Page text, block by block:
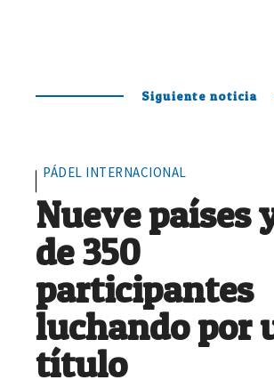
Siguiente noticia
PÁDEL INTERNACIONAL
Nueve países
de 350
participantes
luchando por
título